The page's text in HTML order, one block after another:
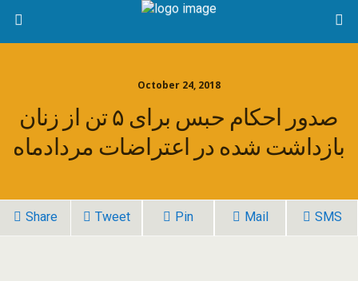
October 24, 2018
صدور احکام حبس برای ۵ تن از زنان
بازداشت شده در اعتراضات مردادماه
Share Tweet Pin Mail SMS